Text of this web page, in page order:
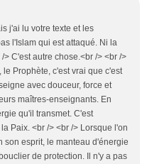
j'ai lu votre texte et les
l'Islam qui est attaqué. Ni la
C'est autre chose.<br /> <br />
Prophète, c'est vrai que c'est
avec douceur, force et
maîtres-enseignants. En
qu'il transmet. C'est
Paix. <br /> <br /> Lorsque l'on
son esprit, le manteau d'énergie
de protection. Il n'y a pas